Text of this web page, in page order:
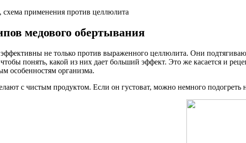
медового обертывания
не только против выраженного целлюлита. Они
понять, какой из них дает больший эффект. Это же касается и
особенностям организма.
с чистым продуктом. Если он густоват, можно немного подогреть